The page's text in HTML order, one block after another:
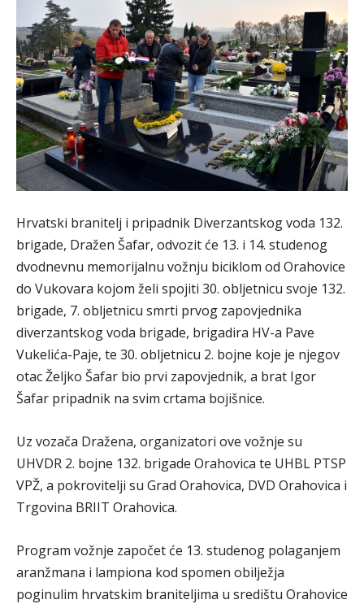
Hrvatski branitelj i pripadnik Diverzantskog voda 132.
brigade, Dražen Šafar, odvozit će 13. i 14. studenog
dvodnevnu memorijalnu vožnju biciklom od Orahovice
do Vukovara kojom želi spojiti 30. obljetnicu svoje 132.
brigade, 7. obljetnicu smrti prvog zapovjednika
diverzantskog voda brigade, brigadira HV-a Pave
Vukelića-Paje, te 30. obljetnicu 2. bojne koje je njegov
otac Željko Šafar bio prvi zapovjednik, a brat Igor
Šafar pripadnik na svim crtama bojišnice.
Uz vozača Dražena, organizatori ove vožnje su
UHVDR 2. bojne 132. brigade Orahovica te UHBL PTSP
VPŽ, a pokrovitelji su Grad Orahovica, DVD Orahovica i
Trgovina BRIIT Orahovica.
Program vožnje započet će 13. studenog polaganjem
aranžmana i lampiona kod spomen obilježja
poginulim hrvatskim braniteljima u središtu Orahovice